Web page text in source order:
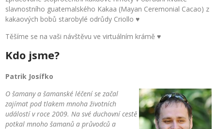
slavnostního guatemalského Kakaa (Mayan Ceremonial Cacao) z
kakaových bobů starobylé odrůdy Criollo ♥
Těšíme se na vaši návštěvu ve virtuálním krámě ♥
Kdo jsme?
Patrik Josífko
O šamany a šamanské léčení se začal
zajímat pod tlakem mnoha životních
událostí v roce 2009. Na své duchovní cestě
potkal mnoho šamanů a průvodců a